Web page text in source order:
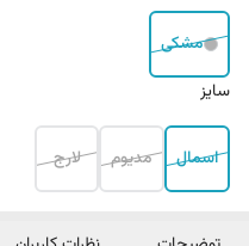
مشکی
سایز
اسمال مدیوم لارج